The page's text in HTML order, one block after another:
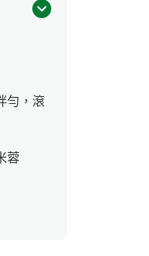
勻，滾
蓉